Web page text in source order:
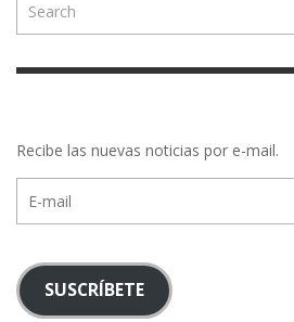
Recibe las nuevas noticias por e-mail.
mail
SUSCRÍBETE